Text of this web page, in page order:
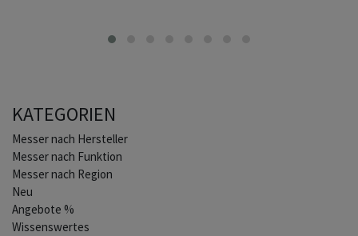
KATEGORIEN
Home
Messer nach Hersteller
Messer nach Funktion
Messer nach Region
Neu
Angebote %
Wissenswertes